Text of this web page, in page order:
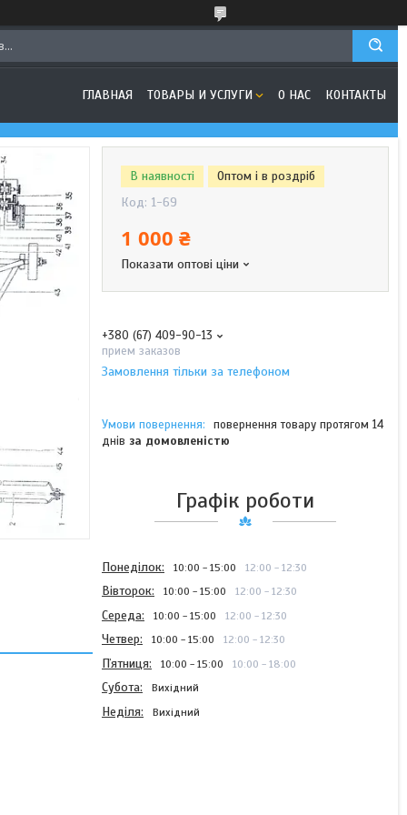
ГЛАВНАЯ ТОВАРЫ И УСЛУГИ О НАС КОНТАКТЫ
В наявності
Оптом і в роздріб
Код: 1-69
1 000 ₴
Показати оптові ціни
+380 (67) 409-90-13
прием заказов
Замовлення тільки за телефоном
повернення товару протягом 14
днів за домовленістю
Графік роботи
Понеділок 10:00 15:00 12:00 12:30
Вівторок 10:00 15:00 12:00 12:30
Середа 10:00 15:00 12:00 12:30
Четвер 10:00 15:00 12:00 12:30
Пʼятниця 10:00 15:00 10:00 18:00
Субота Вихідний
Неділя Вихідний